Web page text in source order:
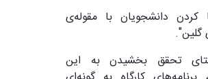
کردن دانشجویان با مقوله‌ی
گلین".
تحقق بخشیدن به این